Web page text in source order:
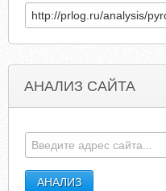
АНАЛИЗ САЙТА